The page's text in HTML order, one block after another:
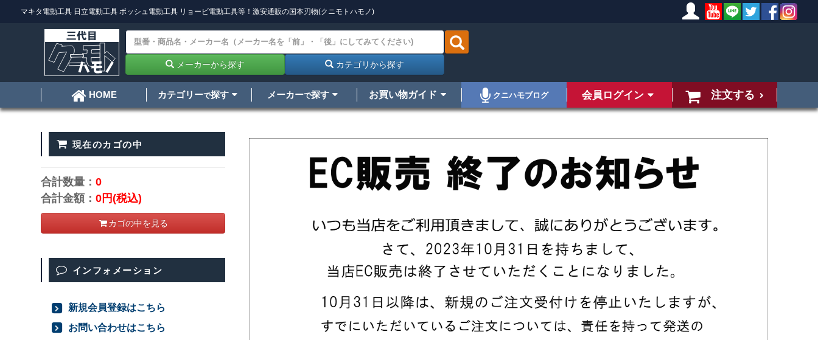
マキタ電動工具 日立電動工具 ボッシュ電動工具 リョービ電動工具等！激安通販の国本刃物(クニモトハモノ)
メーカーから探す カテゴリから探す
HOME カテゴリーで探す メーカーで探す お買い物ガイド クニハモブログ 会員ログイン 注文する
現在のカゴの中
合計数量：0
合計金額：0円(税込)
カゴの中を見る
インフォメーション
新規会員登録はこちら
お問い合わせはこちら